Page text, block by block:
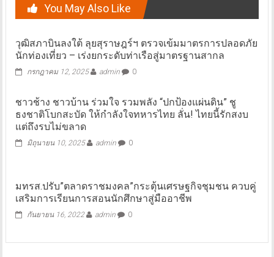
You May Also Like
วุฒิสภาบินลงใต้ ลุยสุราษฎร์ฯ ตรวจเข้มมาตรการปลอดภัย
นักท่องเที่ยว – เร่งยกระดับท่าเรือสู่มาตรฐานสากล
กรกฎาคม 12, 2025 admin 0
ชาวช้าง ชาวบ้าน ร่วมใจ รวมพลัง “ปกป้องแผ่นดิน” ชู
ธงชาติโบกสะบัด ให้กำลังใจทหารไทย ลั่น! ไทยนี้รักสงบ
แต่ถึงรบไม่ขลาด
มิถุนายน 10, 2025 admin 0
มทรส.ปรับ”ตลาดราชมงคล”กระตุ้นเศรษฐกิจชุมชน ควบคู่
เสริมการเรียนการสอนนักศึกษาสู่มืออาชีพ
กันยายน 16, 2022 admin 0